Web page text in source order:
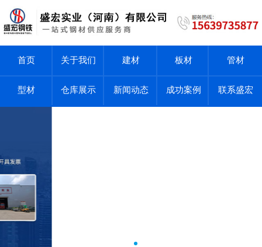
首页 关于我们 建材 板材 管材
型材 仓库展示 新闻动态 成功案例 联系盛宏